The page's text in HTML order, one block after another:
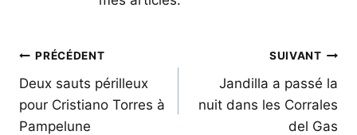
Navigation
de
l’article
PRÉCÉDENT
Deux sauts périlleux
pour Cristiano Torres à
Pampelune
SUIVANT
Jandilla a passé la
nuit dans les Corrales
del Gas